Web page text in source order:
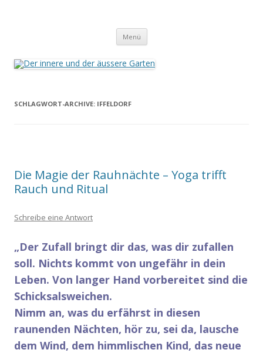
Menü Zum
springen
SCHLAGWORT-ARCHIVE: IFFELDORF
Die Magie der Rauhnächte – Yoga trifft
Rauch und Ritual
Schreibe eine Antwort
„Der Zufall bringt dir das, was dir zufallen
soll. Nichts kommt von ungefähr in dein
Leben. Von langer Hand vorbereitet sind die
Schicksalsweichen.
Nimm an, was du erfährst in diesen
raunenden Nächten, hör zu, sei da, lausche
dem Wind, dem himmlischen Kind, das neue